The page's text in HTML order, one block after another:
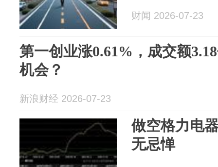
财闻 2026-07-23
第一创业涨0.61%，成交额
机会？
新浪财经 2026-07-23
做空格力电
无忌惮